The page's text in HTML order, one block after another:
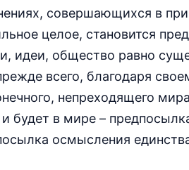
совершающихся в
целое, становится
идеи, общество равно
всего, благодаря
непреходящего
будет в мире –
осмысления